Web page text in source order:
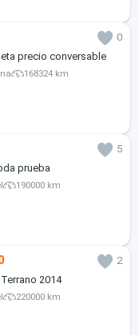
0
precio conversable
168324 km
5
prueba
190000 km
2
2014
220000 km